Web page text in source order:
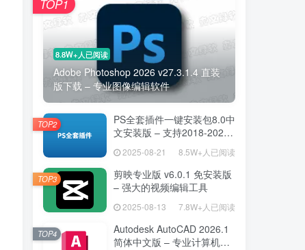
8.8W+人已阅读
Adobe Photoshop 2026 v27.3.1.4 直装
版下载 – 专业图像编辑软件
TOP1
PS全套插件一键安装包8.0中
文安装版 – 支持2018-2025
– 提升设计效率
2025-08-21 8.5W+人已阅读
TOP2
剪映专业版 v6.0.1 免安装版
– 强大的视频编辑工具
2025-08-13 7.8W+人已阅读
TOP3
Autodesk AutoCAD 2026.1
简体中文版 – 专业计算机辅
TOP4